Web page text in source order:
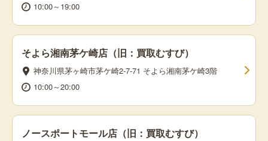
10:00～19:00
そよら湘南茅ケ崎店（旧：買取むすび）
神奈川県茅ヶ崎市茅ケ崎2-7-71 そよら湘南茅ケ崎3階
10:00～20:00
ノースポートモール店（旧：買取むすび）